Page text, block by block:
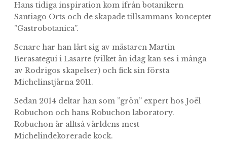
Hans tidiga inspiration kom ifrån botanikern
Santiago Orts och de skapade tillsammans konceptet
”Gastrobotanica”.
Senare har han lärt sig av mästaren Martin
Berasategui i Lasarte (vilket än idag kan ses i många
av Rodrigos skapelser) och fick sin första
Michelinstjärna 2011.
Sedan 2014 deltar han som ”grön” expert hos Joël
Robuchon och hans Robuchon laboratory.
Robuchon är alltså världens mest
Michelindekorerade kock.